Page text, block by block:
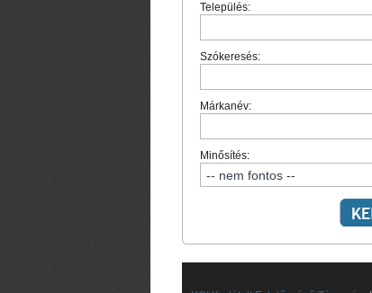
Település:
Szókeresés:
Márkanév:
Minősítés: